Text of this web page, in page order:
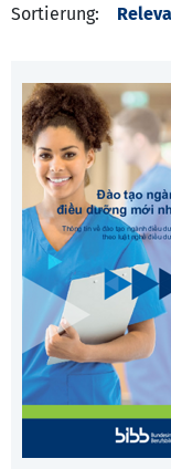
Sortierung: